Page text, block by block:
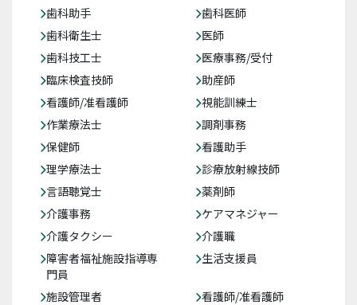
歯科助手
歯科医師
歯科衛生士
医師
歯科技工士
医療事務/受付
臨床検査技師
助産師
看護師/准看護師
視能訓練士
作業療法士
調剤事務
保健師
看護助手
理学療法士
診療放射線技師
言語聴覚士
薬剤師
介護事務
ケアマネジャー
介護タクシー
介護職
障害者福祉施設指導専
門員
生活支援員
施設管理者
看護師/准看護師